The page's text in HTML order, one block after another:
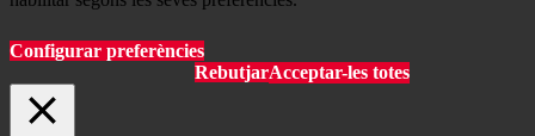
Configurar preferències
RebutjarAcceptar-les totes